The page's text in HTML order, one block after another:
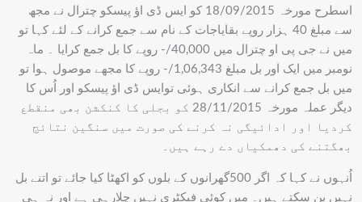
اسطرح مورخہ 18/09/2015 کو ایس ڈی اؤ پیسکو چترال نے مجھ
سے مبلغ 40 ہزار روپے بقایاجات کے نام سے جمع کرانے کے لئے کہا تو
میں نے جی پی او چترال میں 40,000/- روپے کا بل جمع کرایا ۔ ماہ
نومبر میں ایک اور بل مبلغ 1,06,343/- روپے کا مجھے موصول ہوا تو
میں بل جمع کرانے سے انکاری ہوئی توایس ڈی اؤ پیسکو اور اُس کا
دیگر عملہ مورخہ 28/11/2015 کو بجلی کا کنکشن بھی منقطع
کردیا اور ادائیگی نہ کرنے کی صورت میں سنگین نتائج
بھگتنے کی دھمکیاں دے رہے ہیں۔
اُنہوں نے کہا کہ اگر 500گھرانوں کے بلوں کو اکھٹا کیا جائے تو اتنے بل
نہیں بن سکتے ہیں۔ میں کوئی فیکٹری نہیں چلارہی ہے اور نہ ہی